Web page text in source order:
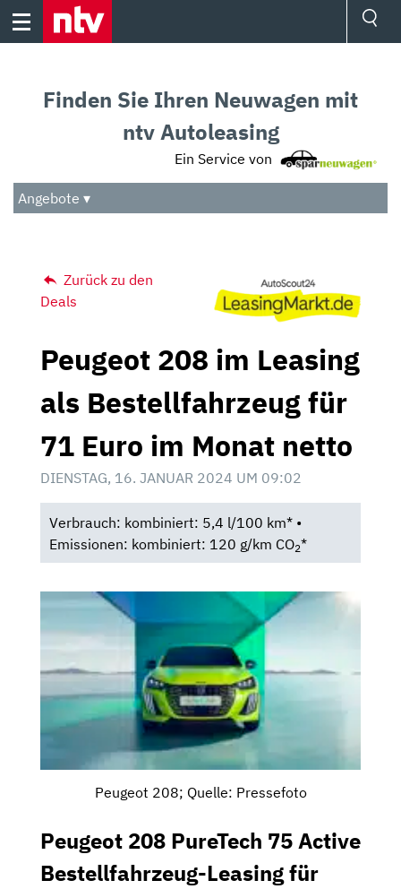
Skip
Audio
Das Beste
Finden Sie Ihren Neuwagen mit
ntv Autoleasing
Ein Service von
Angebote ▾
Zurück zu den
Deals
Peugeot 208 im Leasing
als Bestellfahrzeug für
71 Euro im Monat netto
DIENSTAG, 16. JANUAR 2024 UM 09:02
Verbrauch: kombiniert: 5,4 l/100 km* •
Emissionen: kombiniert: 120 g/km CO2*
Peugeot 208; Quelle: Pressefoto
Peugeot 208 PureTech 75 Active
Bestellfahrzeug-Leasing für